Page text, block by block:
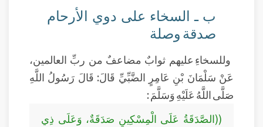
ب ـ السخاء على دوي الأرحام
صدقة وصلة
وللسخاءِ عليهم ثوابٌ مضاعفٌ من ربِّ العالمين،
عَنْ سَلْمَانَ بْنِ عَامِرٍ الضَّبِّيِّ قَالَ: قَالَ رَسُولُ اللَّهِ
صَلَّى اللَّهُ عَلَيْهِ وَسَلَّمَ :
((الصَّدَقَةُ عَلَى الْمِسْكِينِ صَدَقَةٌ، وَعَلَى ذِي